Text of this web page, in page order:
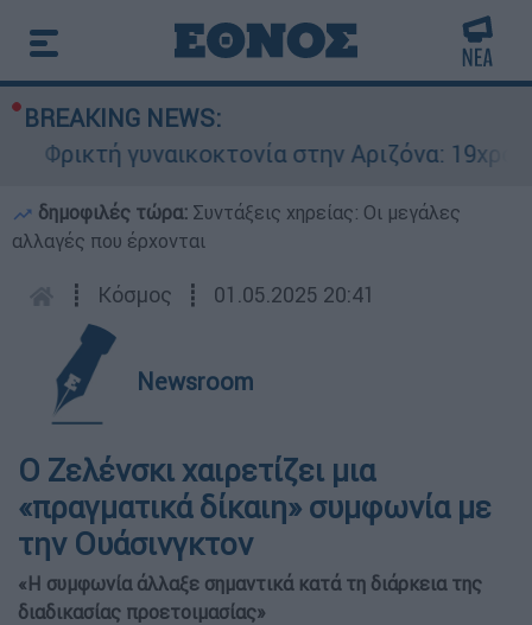
BREAKING NEWS:
Φρικτή γυναικοκτονία στην Αριζόνα:
δημοφιλές τώρα: Συντάξεις χηρείας: Οι μεγάλες
αλλαγές που έρχονται
┋ Κόσμος ┋ 01.05.2025 20:41
Newsroom
Ο Ζελένσκι χαιρετίζει μια
«πραγματικά δίκαιη» συμφωνία με
την Ουάσινγκτον
«Η συμφωνία άλλαξε σημαντικά κατά τη διάρκεια της
διαδικασίας προετοιμασίας»